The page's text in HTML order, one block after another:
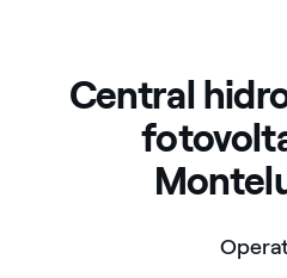
Central